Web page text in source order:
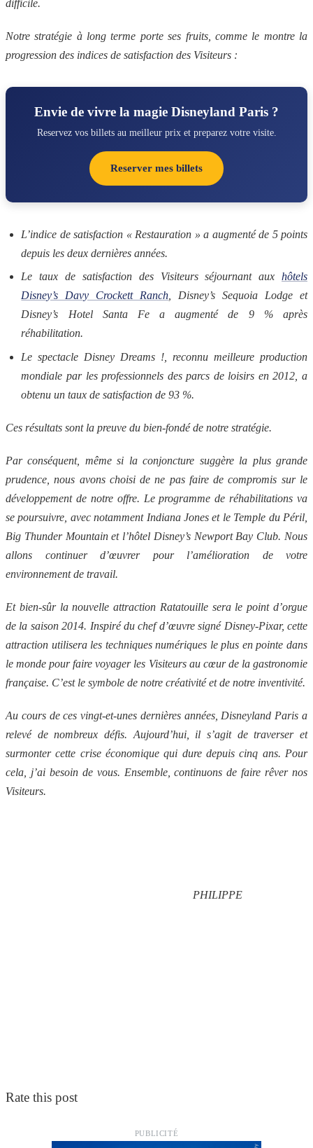
difficile.
Notre stratégie à long terme porte ses fruits, comme le montre la
progression des indices de satisfaction des Visiteurs :
Envie de vivre la magie Disneyland Paris ?
Reservez vos billets au meilleur prix et preparez votre visite.
Reserver mes billets
L’indice de satisfaction « Restauration » a augmenté de 5 points
depuis les deux dernières années.
Le taux de satisfaction des Visiteurs séjournant aux hôtels
Disney’s Davy Crockett Ranch , Disney’s Sequoia Lodge et
Disney’s Hotel Santa Fe a augmenté de 9 % après
réhabilitation.
Le spectacle Disney Dreams !, reconnu meilleure production
mondiale par les professionnels des parcs de loisirs en 2012, a
obtenu un taux de satisfaction de 93 %.
Ces résultats sont la preuve du bien-fondé de notre stratégie.
Par conséquent, même si la conjoncture suggère la plus grande
prudence, nous avons choisi de ne pas faire de compromis sur le
développement de notre offre. Le programme de réhabilitations va
se poursuivre, avec notamment Indiana Jones et le Temple du Péril,
Big Thunder Mountain et l’hôtel Disney’s Newport Bay Club. Nous
allons continuer d’œuvrer pour l’amélioration de votre
environnement de travail.
Et bien-sûr la nouvelle attraction Ratatouille sera le point d’orgue
de la saison 2014. Inspiré du chef d’œuvre signé Disney-Pixar, cette
attraction utilisera les techniques numériques le plus en pointe dans
le monde pour faire voyager les Visiteurs au cœur de la gastronomie
française. C’est le symbole de notre créativité et de notre inventivité.
Au cours de ces vingt-et-unes dernières années, Disneyland Paris a
relevé de nombreux défis. Aujourd’hui, il s’agit de traverser et
surmonter cette crise économique qui dure depuis cinq ans. Pour
cela, j’ai besoin de vous. Ensemble, continuons de faire rêver nos
Visiteurs.
PHILIPPE
Rate this post
PUBLICITÉ